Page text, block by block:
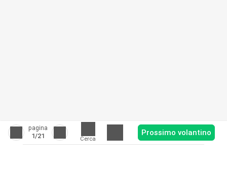
pagina
1/21 Cerca
Prossimo volantino